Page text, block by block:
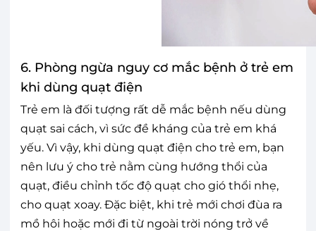
6. Phòng ngừa nguy cơ mắc bệnh ở trẻ em
khi dùng quạt điện
Trẻ em là đối tượng rất dễ mắc bệnh nếu dùng
quạt sai cách, vì sức đề kháng của trẻ em khá
yếu. Vì vậy, khi dùng quạt điện cho trẻ em, bạn
nên lưu ý cho trẻ nằm cùng hướng thổi của
quạt, điều chỉnh tốc độ quạt cho gió thổi nhẹ,
cho quạt xoay. Đặc biệt, khi trẻ mới chơi đùa ra
mồ hôi hoặc mới đi từ ngoài trời nóng trở về